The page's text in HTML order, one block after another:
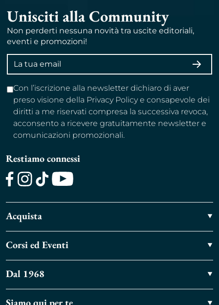
Unisciti alla Community
Non perderti nessuna novità tra uscite editoriali,
eventi e promozioni!
Indirizzo
email
Con l’iscrizione alla newsletter dichiaro di aver
preso visione della Privacy Policy e consapevole dei
diritti a me riservati compresa la successiva revoca,
acconsento a ricevere gratuitamente newsletter e
comunicazioni promozionali.
Restiamo connessi
Acquista
Corsi ed Eventi
Dal 1968